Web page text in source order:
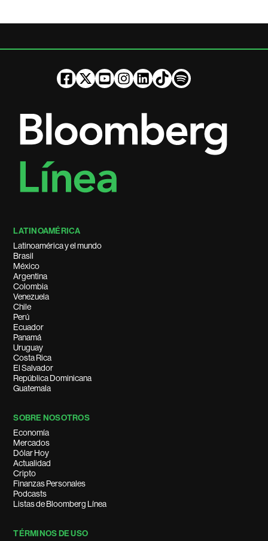
LATINOAMÉRICA
Latinoamérica y el mundo
Brasil
México
Argentina
Colombia
Venezuela
Chile
Perú
Ecuador
Panamá
Uruguay
Costa Rica
El Salvador
República Dominicana
Guatemala
SOBRE NOSOTROS
Economía
Mercados
Dólar Hoy
Actualidad
Cripto
Finanzas Personales
Podcasts
Listas de Bloomberg Línea
TÉRMINOS DE USO